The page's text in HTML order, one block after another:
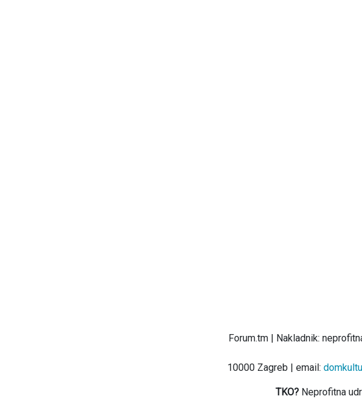
Forum.tm | Nakladnik:
10000 Zagreb | email:
TKO? Neprofitna